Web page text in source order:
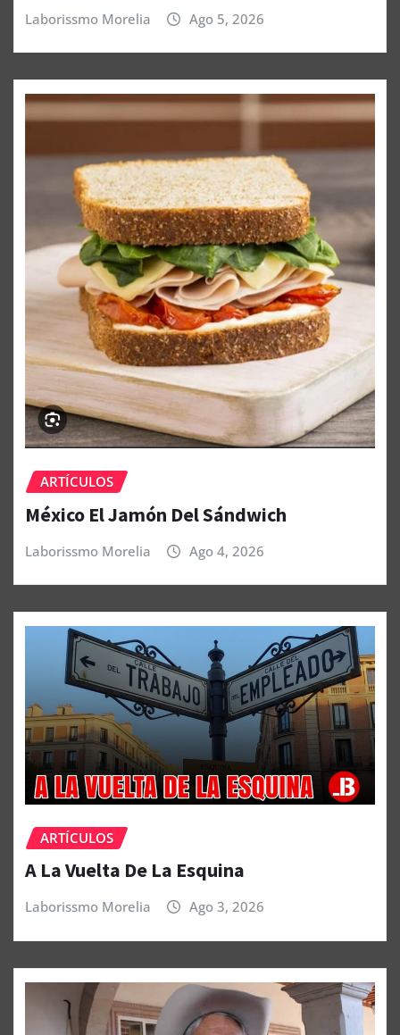
Laborissmo Morelia Ago 5, 2026
ARTÍCULOS
México El Jamón Del Sándwich
Laborissmo Morelia Ago 4, 2026
ARTÍCULOS
A La Vuelta De La Esquina
Laborissmo Morelia Ago 3, 2026